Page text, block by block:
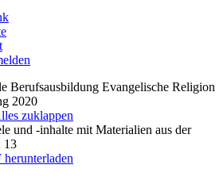
Berufsausbildung Evangelische Religion
2020
zuklappen
und -inhalte mit Materialien aus der
13